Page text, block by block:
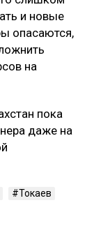
и новые
опасаются,
на
пока
даже на
Токаев